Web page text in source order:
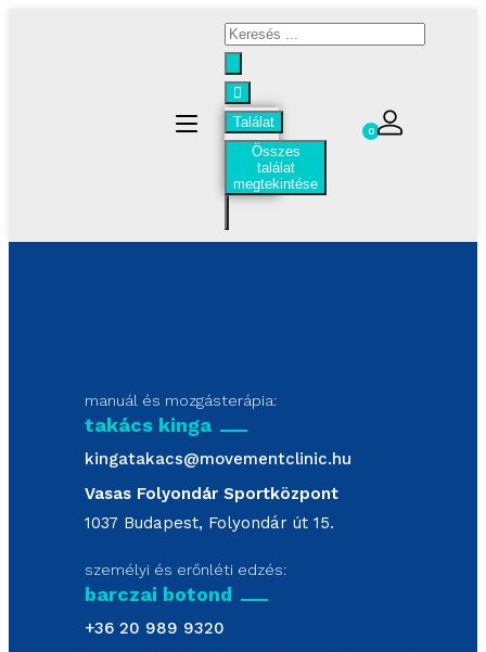
Találat
Összes
találat
megtekintése
0
manuál és mozgásterápia:
takács kinga
kingatakacs@movementclinic.hu
Vasas Folyondár Sportközpont
1037 Budapest, Folyondár út 15.
személyi és erőnléti edzés:
barczai botond
+36 20 989 9320